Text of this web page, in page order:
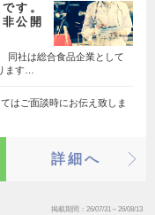
す。
公開
同社は総合食品企業として
ます…
はご面談時にお伝え致しま
詳細へ
掲載期間 26/07/31～26/08/13